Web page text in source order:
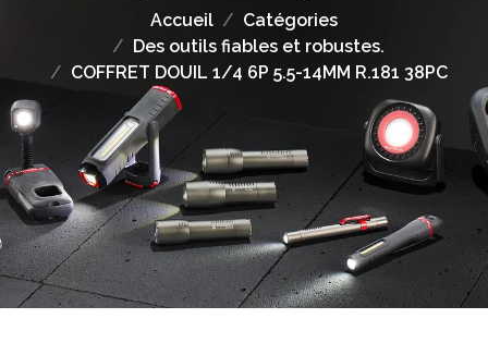
Accueil
Catégories
Des outils fiables et robustes.
COFFRET DOUIL 1/4 6P 5.5-14MM R.181 38PC